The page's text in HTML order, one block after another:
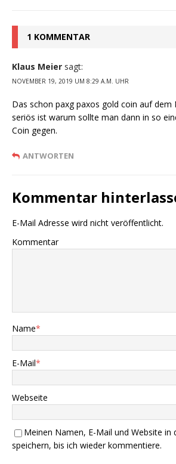
1 KOMMENTAR
Klaus Meier sagt:
NOVEMBER 19, 2019 UM 8:29 A.M. UHR
Das schon paxg paxos gold coin auf dem
seriös ist warum sollte man dann in so
Coin gegen.
ANTWORTEN
Kommentar
E-Mail Adresse wird nicht veröffentlicht.
Kommentar
Name*
E-Mail*
Webseite
Meinen Namen, E-Mail und Website in
speichern, bis ich wieder kommentiere.